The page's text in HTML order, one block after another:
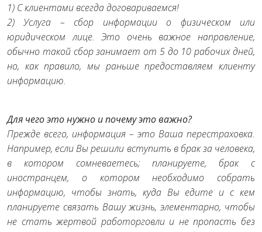
1) С клиентами всегда договариваемся!
2) Услуга – сбор информации о физическом или
юридическом лице. Это очень важное направление,
обычно такой сбор занимает от 5 до 10 рабочих дней,
но, как правило, мы раньше предоставляем клиенту
информацию.
Для чего это нужно и почему это важно?
Прежде всего, информация – это Ваша перестраховка.
Например, если Вы решили вступить в брак за человека,
в котором сомневаетесь; планируете, брак с
иностранцем, о котором необходимо собрать
информацию, чтобы знать, куда Вы едите и с кем
планируете связать Вашу жизнь, элементарно, чтобы
не стать жертвой работорговли и не пропасть без